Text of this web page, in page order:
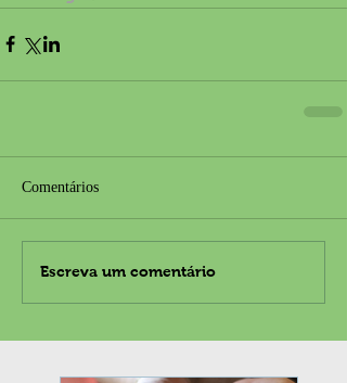
Comentários
Escreva um comentário